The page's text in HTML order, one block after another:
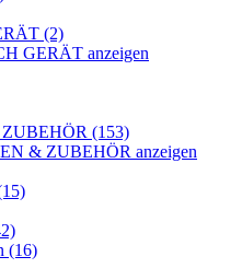
(2)
GERÄT anzeigen
(153)
& ZUBEHÖR anzeigen
(16)